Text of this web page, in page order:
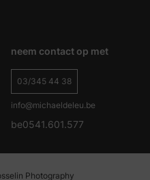
neem contact op met
03/345 44 38
info@michaeldeleu.be
be0541.601.577
Photography